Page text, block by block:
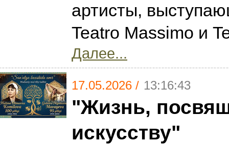
артисты,
Teatro Massimo и
Далее...
17.05.2026 / 13:16:43
"Жизнь,
искусству"